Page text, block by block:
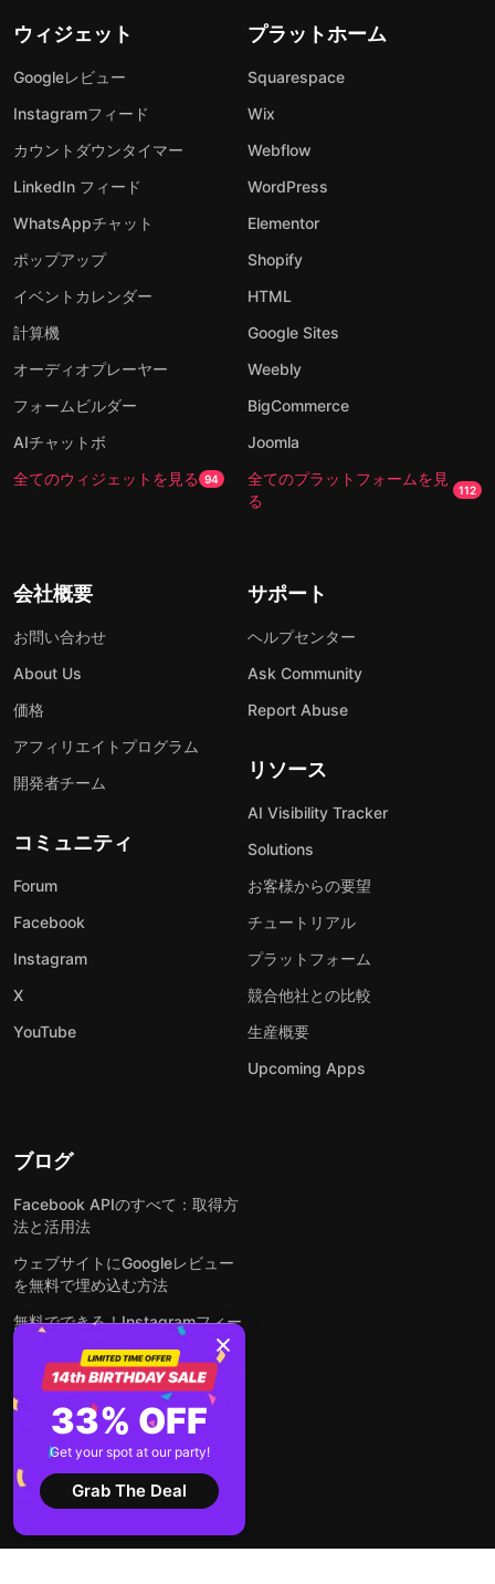
ウィジェット
Googleレビュー
Instagramフィード
カウントダウンタイマー
LinkedIn フィード
WhatsAppチャット
ポップアップ
イベントカレンダー
計算機
オーディオプレーヤー
フォームビルダー
AIチャットボ
全てのウィジェットを見る 94
プラットホーム
Squarespace
Wix
Webflow
WordPress
Elementor
Shopify
HTML
Google Sites
Weebly
BigCommerce
Joomla
全てのプラットフォームを見
る
112
会社概要
お問い合わせ
About Us
価格
アフィリエイトプログラム
開発者チーム
コミュニティ
Forum
Facebook
Instagram
X
YouTube
サポート
ヘルプセンター
Ask Community
Report Abuse
リソース
AI Visibility Tracker
Solutions
お客様からの要望
チュートリアル
プラットフォーム
競合他社との比較
生産概要
Upcoming Apps
ブログ
Facebook APIのすべて：取得方
法と活用法
ウェブサイトにGoogleレビュー
を無料で埋め込む方法
無料でできる！Instagramフィー
ドをウェブサイトに埋め込む方法
どんなウェブサイトにも無料でフ
ォームを埋め込む方法
WordPressサイトにLinkedInフ
ィードを埋め込む方法は？
全ての投稿を見る
33% OFF
Get your spot at our party!
Grab The Deal